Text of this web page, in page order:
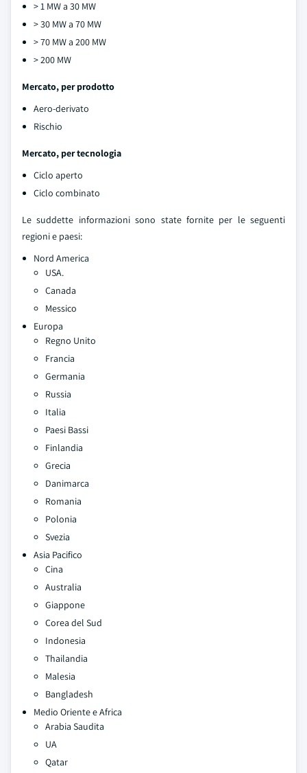
> 1 MW a 30 MW
> 30 MW a 70 MW
> 70 MW a 200 MW
> 200 MW
Mercato, per prodotto
Aero-derivato
Rischio
Mercato, per tecnologia
Ciclo aperto
Ciclo combinato
Le suddette informazioni sono state fornite per le seguenti
regioni e paesi:
Nord America
USA.
Canada
Messico
Europa
Regno Unito
Francia
Germania
Russia
Italia
Paesi Bassi
Finlandia
Grecia
Danimarca
Romania
Polonia
Svezia
Asia Pacifico
Cina
Australia
Giappone
Corea del Sud
Indonesia
Thailandia
Malesia
Bangladesh
Medio Oriente e Africa
Arabia Saudita
UA
Qatar